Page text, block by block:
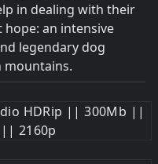
in dealing with their
an intensive
legendary dog
mountains.